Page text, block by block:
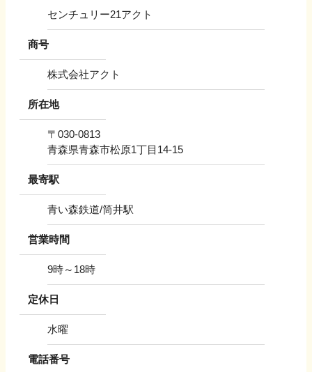
センチュリー21アクト
商号
株式会社アクト
所在地
〒 030-0813
青森県青森市松原1丁目14-15
最寄駅
青い森鉄道/筒井駅
営業時間
9時～18時
定休日
水曜
電話番号